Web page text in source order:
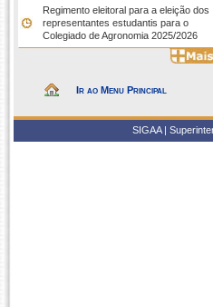
Regimento eleitoral para a eleição dos
representantes estudantis para o
Colegiado de Agronomia 2025/2026
Ir ao Menu Principal
SIGAA |